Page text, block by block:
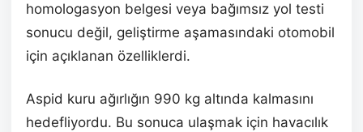
homologasyon belgesi veya bağımsız yol testi
sonucu değil, geliştirme aşamasındaki otomobil
için açıklanan özelliklerdi.
Aspid kuru ağırlığın 990 kg altında kalmasını
hedefliyordu. Bu sonuca ulaşmak için havacılık